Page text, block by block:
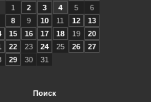
1
2 3 4 5
6
8 9 10 11 12
13
15 16 17 18 19
20
22 23 24 25 26
27
29 30 31
Поиск